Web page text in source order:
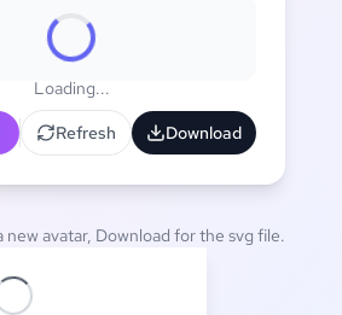
Loading...
Refresh Download
avatar, Download for the svg file.